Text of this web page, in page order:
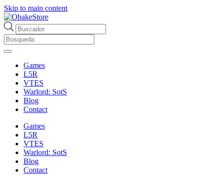
Skip to main content
Búsqueda
de
productos
Games
L5R
VTES
Warlord: SotS
Blog
Contact
Games
L5R
VTES
Warlord: SotS
Blog
Contact